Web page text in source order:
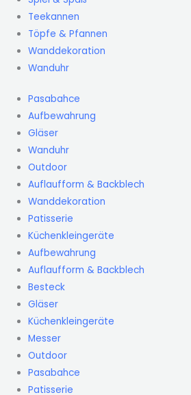
Teekannen
Töpfe & Pfannen
Wanddekoration
Wanduhr
Pasabahce
Aufbewahrung
Gläser
Wanduhr
Outdoor
Auflaufform & Backblech
Wanddekoration
Patisserie
Küchenkleingeräte
Aufbewahrung
Auflaufform & Backblech
Besteck
Gläser
Küchenkleingeräte
Messer
Outdoor
Pasabahce
Patisserie